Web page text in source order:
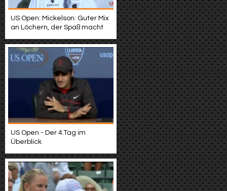
US Open: Mickelson: Guter Mix
an Löchern, der Spaß macht
US Open - Der 4.Tag im
Überblick